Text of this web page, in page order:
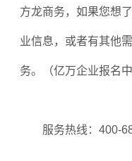
方龙商务，如果您想
业信息，或者有其他
务。（亿万企业报名中
服务热线： 400-